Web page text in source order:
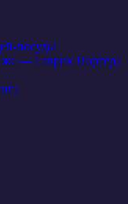
посуды
— Гаврик Портер)